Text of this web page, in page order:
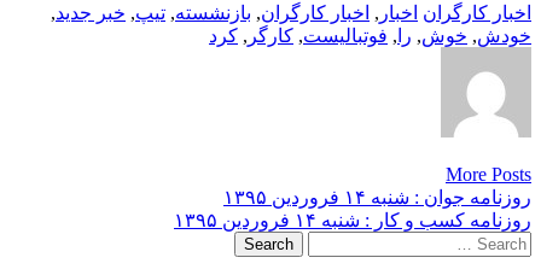
اخبار کارگران اخبار , اخبار کارگران, بازنشسته, تیپ, خبر جدید,
خودش, خوش, را , فوتبالیست, کارگر , کرد
More Posts
Post
navigation
روزنامه جوان : شنبه ۱۴ فروردين ۱۳۹۵
روزنامه كسب و كار : شنبه ۱۴ فروردين ۱۳۹۵
Search
for: